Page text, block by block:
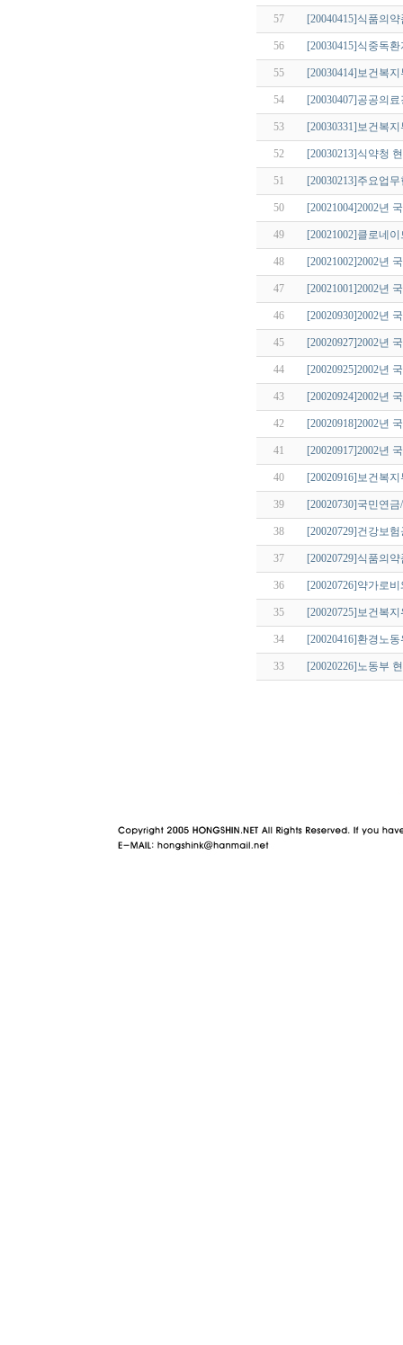
57 [20040415]식품의
56 [20030415]식중독
55 [20030414]보건복
54 [20030407]공공의
53 [20030331]보건복
52 [20030213]식약청
51 [20030213]주요업
50 [20021004]2002년
49 [20021002]클로네
48 [20021002]2002년
47 [20021001]2002년
46 [20020930]2002년
45 [20020927]2002년
44 [20020925]2002년
43 [20020924]2002년
42 [20020918]2002년
41 [20020917]2002년
40 [20020916]보건복
39 [20020730]국민연
38 [20020729]건강보
37 [20020729]식품의
36 [20020726]약가로
35 [20020725]보건복
34 [20020416]환경노
33 [20020226]노동부